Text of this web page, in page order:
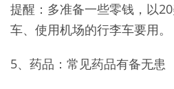
提醒：多准备一些零钱，以
车、使用机场的行李车要用。
5、药品：常见药品有备无患